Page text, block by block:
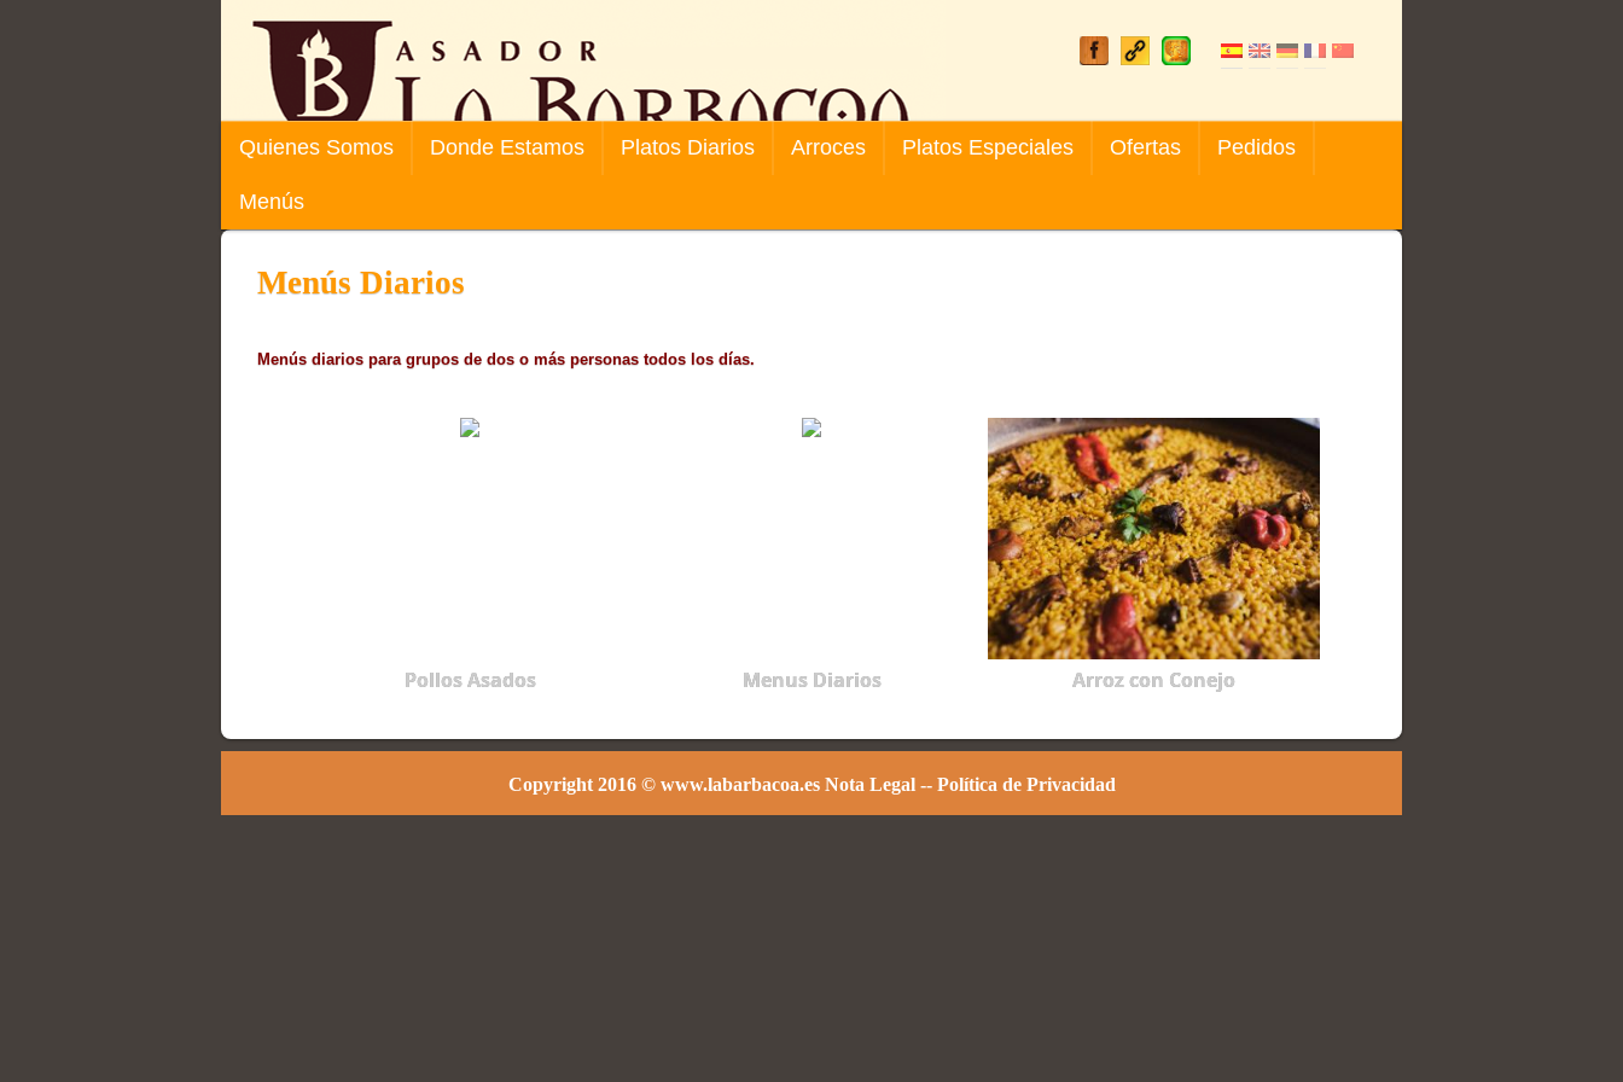
Quienes Somos Donde Estamos Platos Diarios Arroces Platos Especiales Ofertas Pedidos
Menús
Menús Diarios
Menús diarios para grupos de dos o más personas todos los días.
Pollos Asados Menus Diarios Arroz con Conejo
Copyright 2016 © www.labarbacoa.es Nota Legal-- Política de Privacidad